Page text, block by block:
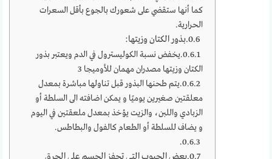
كما أنها ستقضي على شعورك بالجوع بأقل السعرات
الحرارية.
بذور الكتان وزيتها:
يخفض نسبة الكوليسترول في الدم ويعتبر بذور
الكتان وزيتها مصدران مهمان للأوميجا 3
يتم طحنها البذور قبل تناولها مباشرة بمعدل
معلقتين صغيرين يوميًا و يمكن اضافته الى السلطة أو
الزبادي واللبن، والزيت يؤخذ بمعدل ملعقتين في اليوم
و يضاف للسلطة أو الطعام كالفول والبطاطس.